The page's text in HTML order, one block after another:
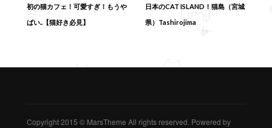
初の猫カフェ！可愛すぎ！もうや
ばい..【猫好き必見】
日本のCAT ISLAND！猫島（宮城
県）Tashirojima
Copyright 2015 © MarsTheme All rights reserved. Powered by